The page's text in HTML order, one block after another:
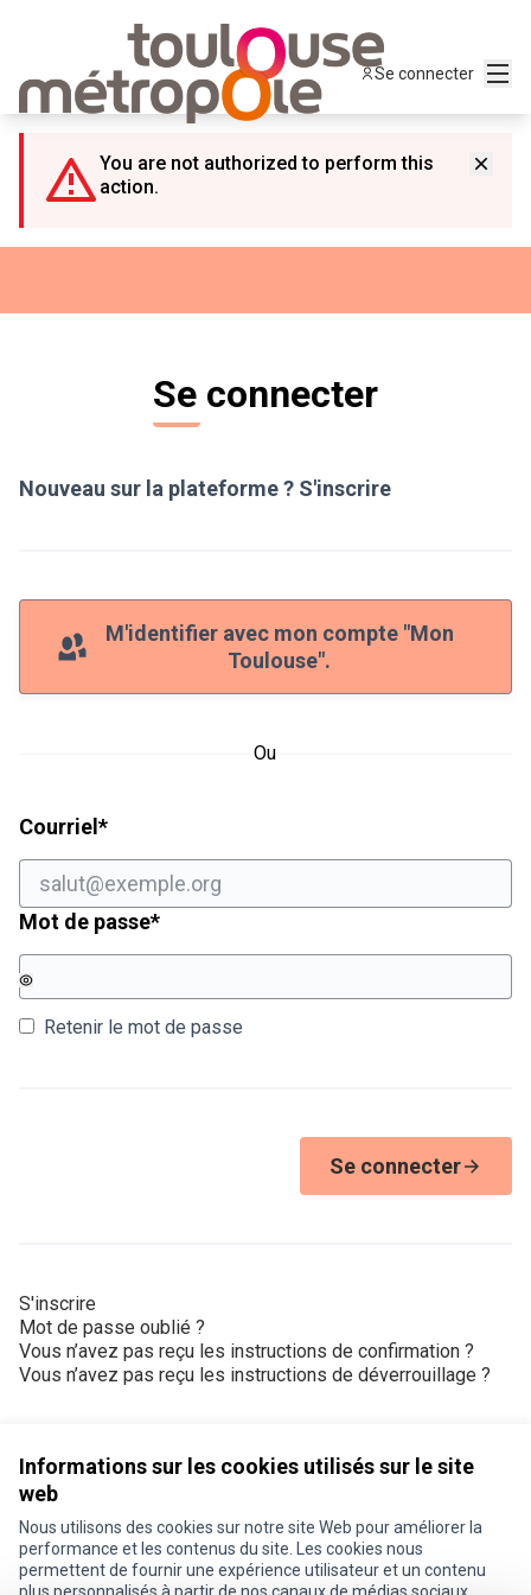
Informations sur les cookies utilisés sur le site
web
Nous utilisons des cookies sur notre site Web pour améliorer la
performance et les contenus du site. Les cookies nous
permettent de fournir une expérience utilisateur et un contenu
Se connecter
You are not authorized to perform this
action.
Se connecter
Nouveau sur la plateforme ? S'inscrire
M'identifier avec mon compte "Mon
Toulouse".
Ou
Courriel *Champ obligatoire
Mot de passe*Champ obligatoire
Retenir le mot de passe
Se connecter
S'inscrire
Mot de passe oublié ?
Vous n’avez pas reçu les instructions de confirmation ?
Vous n’avez pas reçu les instructions de déverrouillage ?
Conditions d'utilisation
Paramètres des cookies
Je participe ! sur X
Je participe ! sur Facebook
Je participe ! sur Instagram